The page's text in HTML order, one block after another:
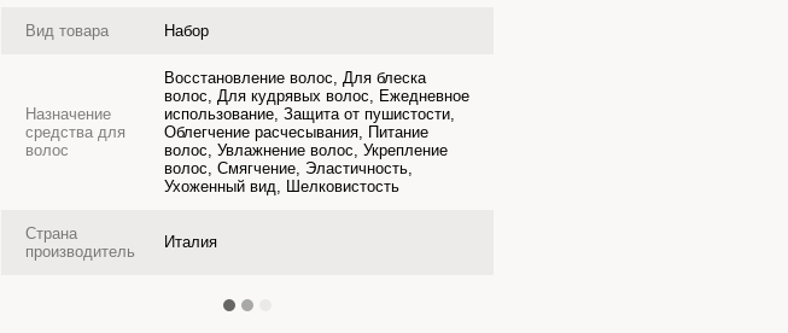
Вид товара Набор
Назначение
средства для
волос
Восстановление волос, Для блеска
волос, Для кудрявых волос, Ежедневное
использование, Защита от пушистости,
Облегчение расчесывания, Питание
волос, Увлажнение волос, Укрепление
волос, Смягчение, Эластичность,
Ухоженный вид, Шелковистость
Страна
производитель
Италия